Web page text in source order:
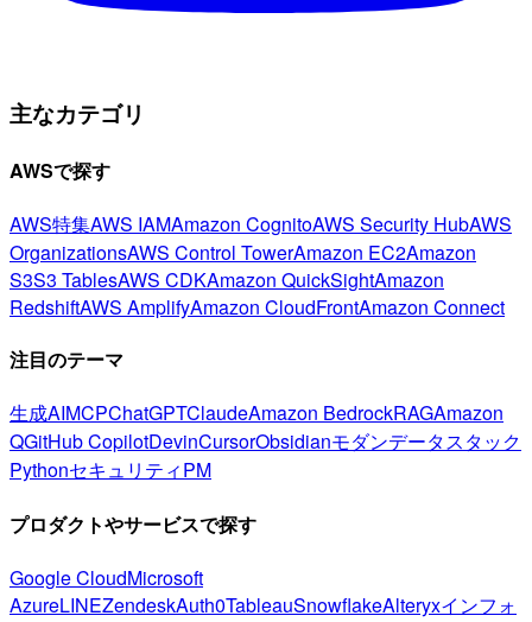
主なカテゴリ
AWSで探す
AWS特集AWS IAMAmazon CognitoAWS Security HubAWS
OrganizationsAWS Control TowerAmazon EC2Amazon
S3S3 TablesAWS CDKAmazon QuickSightAmazon
RedshiftAWS AmplifyAmazon CloudFrontAmazon Connect
注目のテーマ
生成AIMCPChatGPTClaudeAmazon BedrockRAGAmazon
QGitHub CopilotDevinCursorObsidianモダンデータスタック
PythonセキュリティPM
プロダクトやサービスで探す
Google CloudMicrosoft
AzureLINEZendeskAuth0TableauSnowflakeAlteryxインフォ